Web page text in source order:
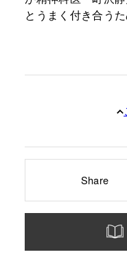
とうまく付き合う
Share